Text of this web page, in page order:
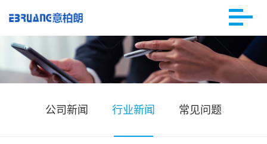
公司新闻 行业新闻 常见问题